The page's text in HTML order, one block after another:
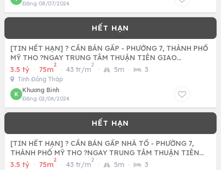
Đăng 08/07/2024
[TIN HẾT HẠN] ? CẦN BÁN GẤP - PHƯỜNG 7, THÀNH PHỐ
MỸ THO ?NGAY TRUNG TÂM THUẬN TIÊN GIAO
THÔNG(01 ĐỜI CHỦ)
3.5 tỷ · 75m
2
· 43 tr/m
2
· 5m · 3
Tỉnh Đồng Tháp
K
Khương Binh
Đăng 02/06/2024
[TIN HẾT HẠN] ? CẦN BÁN GẤP NHÀ TỔ - PHƯỜNG 7,
THÀNH PHỐ MỸ THO ?NGAY TRUNG TÂM THUẬN TIÊN
GIAO THÔNG(01 ĐỜI
3.5 tỷ · 75m
2
· 43 tr/m
2
· 5m · 3